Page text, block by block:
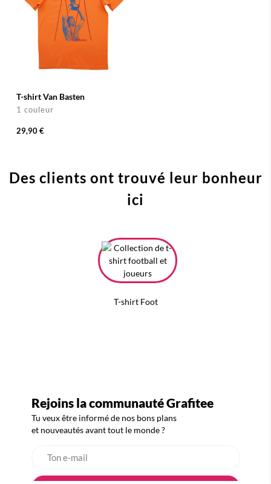
T-shirt Van Basten
1 couleur
29,90 €
Des clients ont trouvé leur bonheur
ici
T-shirt Foot
Rejoins la communauté Grafitee
Tu veux être informé de nos bons plans
et nouveautés avant tout le monde ?